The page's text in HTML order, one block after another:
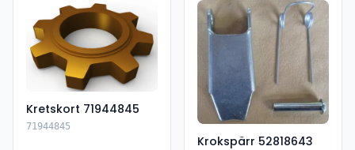
Kretskort 71944845
71944845
Krokspärr 52818643